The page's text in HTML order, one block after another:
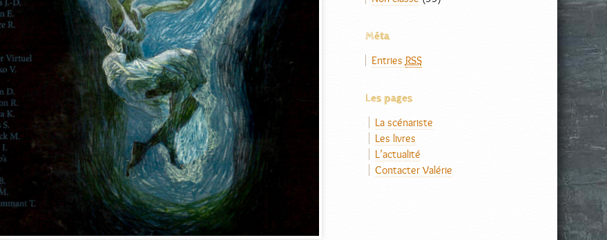
Méta
Entries RSS
Les pages
La scénariste
Les livres
L’actualité
Contacter Valérie